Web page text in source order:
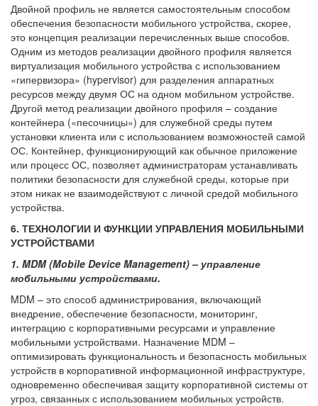
Двойной профиль не является самостоятельным способом
обеспечения безопасности мобильного устройства, скорее,
это концепция реализации перечисленных выше способов.
Одним из методов реализации двойного профиля является
виртуализация мобильного устройства с использованием
«гипервизора» (hypervisor) для разделения аппаратных
ресурсов между двумя ОС на одном мобильном устройстве.
Другой метод реализации двойного профиля – создание
контейнера («песочницы») для служебной среды путем
установки клиента или с использованием возможностей самой
ОС. Контейнер, функционирующий как обычное приложение
или процесс ОС, позволяет администраторам устанавливать
политики безопасности для служебной среды, которые при
этом никак не взаимодействуют с личной средой мобильного
устройства.
6. ТЕХНОЛОГИИ И ФУНКЦИИ УПРАВЛЕНИЯ МОБИЛЬНЫМИ
УСТРОЙСТВАМИ
1. MDM (Mobile Device Management) – управление
мобильными устройствами.
MDM – это способ администрирования, включающий
внедрение, обеспечение безопасности, мониторинг,
интеграцию с корпоративными ресурсами и управление
мобильными устройствами. Назначение MDM –
оптимизировать функциональность и безопасность мобильных
устройств в корпоративной информационной инфраструктуре,
одновременно обеспечивая защиту корпоративной системы от
угроз, связанных с использованием мобильных устройств.